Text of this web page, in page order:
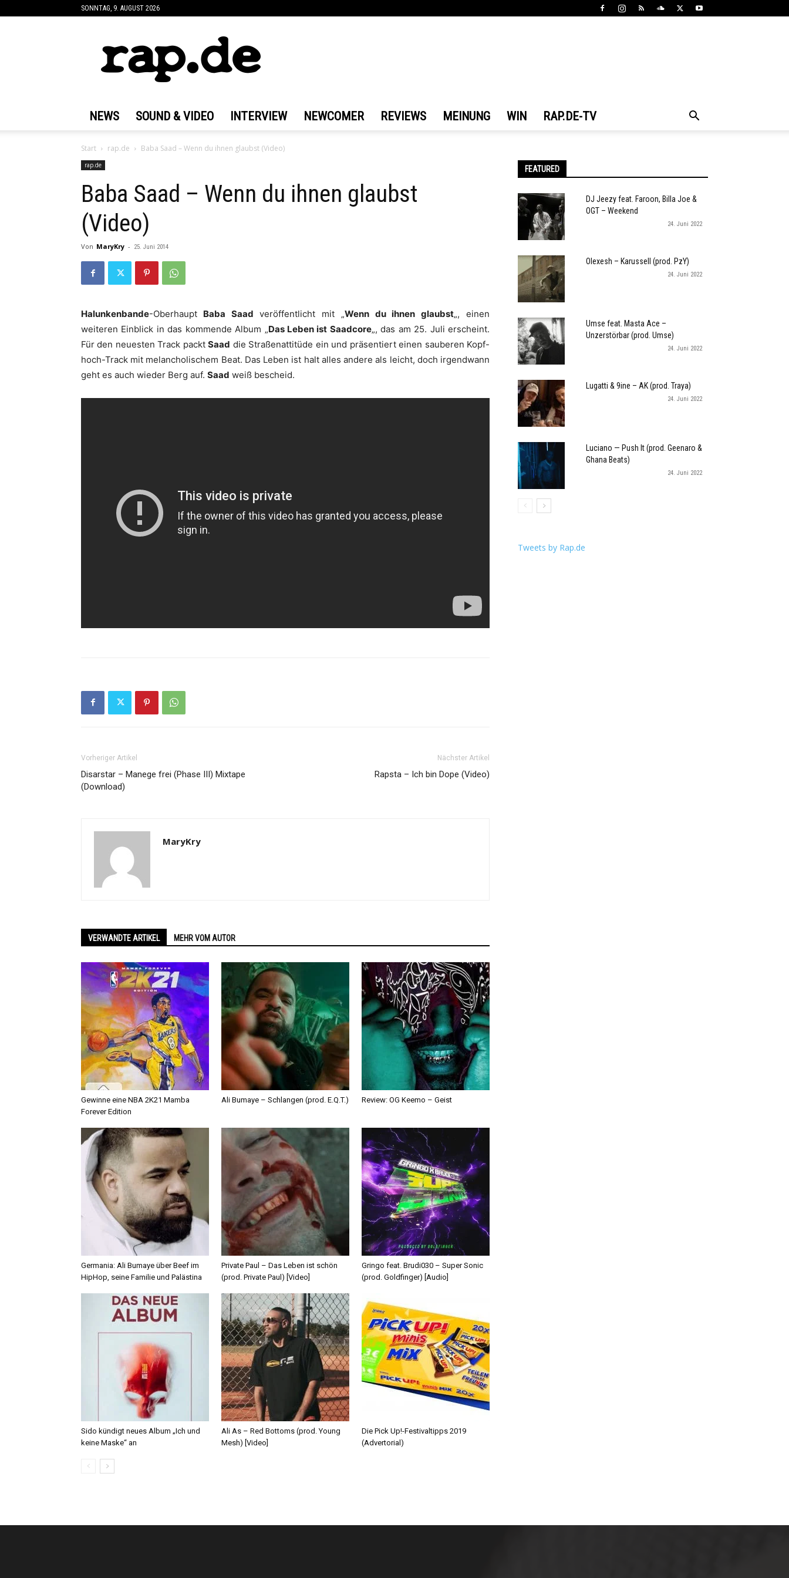
SONNTAG, 9. AUGUST 2026
NEWS SOUND & VIDEO INTERVIEW NEWCOMER REVIEWS MEINUNG WIN RAP.DE-TV
Start rap.de Baba Saad – Wenn du ihnen glaubst (Video)
rap.de
Baba Saad – Wenn du ihnen glaubst
(Video)
Von MaryKry - 25. Juni 2014
Halunkenbande-Oberhaupt Baba Saad veröffentlicht mit „Wenn du ihnen glaubst„, einen
weiteren Einblick in das kommende Album „Das Leben ist Saadcore„, das am 25. Juli erscheint.
Für den neuesten Track packtSaad die Straßenattitüde ein und präsentiert einen sauberen Kopf-
hoch-Track mit melancholischem Beat. Das Leben ist halt alles andere als leicht, doch irgendwann
geht es auch wieder Berg auf. Saad weiß bescheid.
Vorheriger Artikel
Disarstar – Manege frei (Phase III) Mixtape
(Download)
Nächster Artikel
Rapsta – Ich bin Dope (Video)
MaryKry
VERWANDTE ARTIKEL MEHR VOM AUTOR
Gewinne eine NBA 2K21 Mamba
Forever Edition
Ali Bumaye – Schlangen (prod. E.Q.T.) Review: OG Keemo – Geist
Germania: Ali Bumaye über Beef im
HipHop, seine Familie und Palästina
Private Paul – Das Leben ist schön
(prod. Private Paul) [Video]
Gringo feat. Brudi030 – Super Sonic
(prod. Goldfinger) [Audio]
Sido kündigt neues Album „Ich und
keine Maske“ an
Ali As – Red Bottoms (prod. Young
Mesh) [Video]
Die Pick Up!-Festivaltipps 2019
(Advertorial)
FEATURED
DJ Jeezy feat. Faroon, Billa Joe &
OGT – Weekend
24. Juni 2022
Olexesh – Karussell (prod. PzY)
24. Juni 2022
Umse feat. Masta Ace –
Unzerstörbar (prod. Umse)
24. Juni 2022
Lugatti & 9ine – AK (prod. Traya)
24. Juni 2022
Luciano — Push It (prod. Geenaro &
Ghana Beats)
24. Juni 2022
Tweets by Rap.de